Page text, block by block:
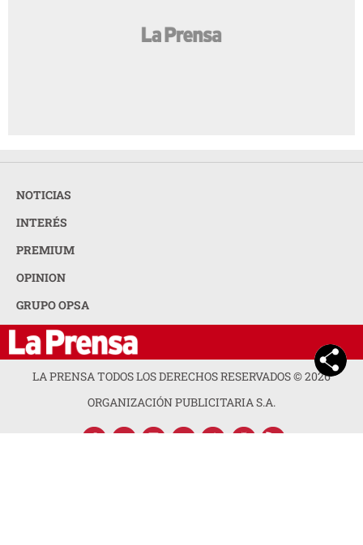
NOTICIAS
INTERÉS
PREMIUM
OPINION
GRUPO OPSA
LA PRENSA TODOS LOS DERECHOS RESERVADOS ©2026
ORGANIZACIÓN PUBLICITARIA S.A.